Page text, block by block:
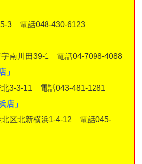
5-3 電話048-430-6123
字南川田39-1 電話04-7098-4088
」
北3-3-11 電話043-481-1281
店」
北区北新横浜1-4-12 電話045-